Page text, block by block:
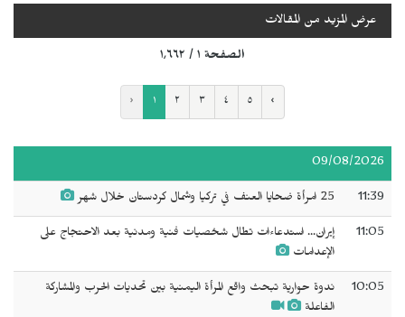
عرض المزيد من المقالات
الصفحة ١ / ١٬٦٦٢
‹ ١ ٢ ٣ ٤ ٥ ›
09/08/2026
11:39 25 امرأة ضحايا العنف في تركيا وشمال كردستان خلال شهر
11:05
إيران... استدعاءات تطال شخصيات فنية ومدنية بعد الاحتجاج على
الإعدامات
10:05
ندوة حوارية تبحث واقع المرأة اليمنية بين تحديات الحرب والمشاركة
الفاعلة